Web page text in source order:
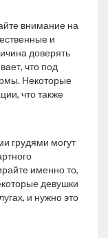
внимание на
и
доверять
что под
Некоторые
что также
грудями могут
именно то,
девушки
и нужно это